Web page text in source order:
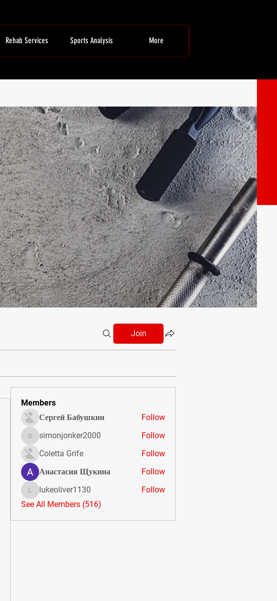
Rehab Services Sports Analysis More
Join
Members
Сергей Бабушкин
Follow
simonjonker2000
simonjonker2000
Follow
Coletta Grife
Follow
Анастасия Щукина
Follow
lukeoliver1130
lukeoliver1130
Follow
See All Members (516)